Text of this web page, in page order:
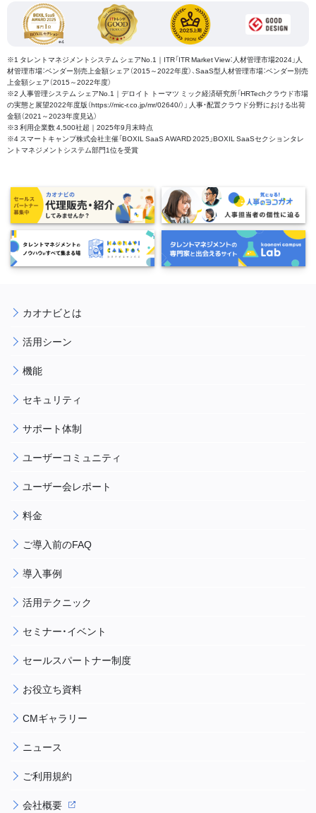
※1 タレントマネジメントシステム シェアNo.1｜ITR「ITR Market View：人材管理市場2024」人
材管理市場：ベンダー別売上金額シェア（2015～2022年度）、SaaS型人材管理市場：ベンダー別売
上金額シェア（2015～2022年度）
※2 人事管理システム シェアNo.1｜デロイト トーマツ ミック経済研究所「HRTechクラウド市場
の実態と展望2022年度版（https://mic-r.co.jp/mr/02640/）」 人事・配置クラウド分野における出荷
金額（2021～2023年度見込）
※3 利用企業数 4,500社超｜2025年9月末時点
※4 スマートキャンプ株式会社主催「BOXIL SaaS AWARD 2025」BOXIL SaaSセクションタレ
ントマネジメントシステム部門1位を受賞
カオナビとは
活用シーン
機能
セキュリティ
サポート体制
ユーザーコミュニティ
ユーザー会レポート
料金
ご導入前のFAQ
導入事例
活用テクニック
セミナー・イベント
セールスパートナー制度
お役立ち資料
CMギャラリー
ニュース
ご利用規約
会社概要